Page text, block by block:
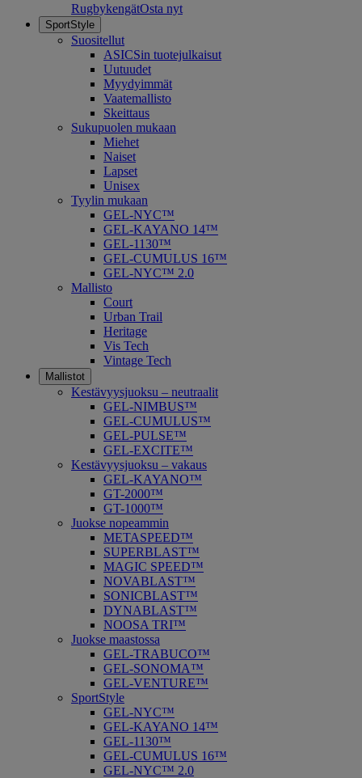
RugbykengätOsta nyt
SportStyle
Suositellut
ASICSin tuotejulkaisut
Uutuudet
Myydyimmät
Vaatemallisto
Skeittaus
Sukupuolen mukaan
Miehet
Naiset
Lapset
Unisex
Tyylin mukaan
GEL-NYC™
GEL-KAYANO 14™
GEL-1130™
GEL-CUMULUS 16™
GEL-NYC™ 2.0
Mallisto
Court
Urban Trail
Heritage
Vis Tech
Vintage Tech
Mallistot
Kestävyysjuoksu – neutraalit
GEL-NIMBUS™
GEL-CUMULUS™
GEL-PULSE™
GEL-EXCITE™
Kestävyysjuoksu – vakaus
GEL-KAYANO™
GT-2000™
GT-1000™
Juokse nopeammin
METASPEED™
SUPERBLAST™
MAGIC SPEED™
NOVABLAST™
SONICBLAST™
DYNABLAST™
NOOSA TRI™
Juokse maastossa
GEL-TRABUCO™
GEL-SONOMA™
GEL-VENTURE™
SportStyle
GEL-NYC™
GEL-KAYANO 14™
GEL-1130™
GEL-CUMULUS 16™
GEL-NYC™ 2.0